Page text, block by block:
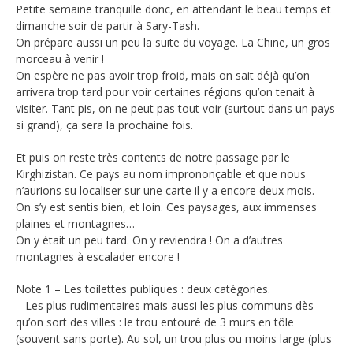
Petite semaine tranquille donc, en attendant le beau temps et
dimanche soir de partir à Sary-Tash.
On prépare aussi un peu la suite du voyage. La Chine, un gros
morceau à venir !
On espère ne pas avoir trop froid, mais on sait déjà qu’on
arrivera trop tard pour voir certaines régions qu’on tenait à
visiter. Tant pis, on ne peut pas tout voir (surtout dans un pays
si grand), ça sera la prochaine fois.
Et puis on reste très contents de notre passage par le
Kirghizistan. Ce pays au nom imprononçable et que nous
n’aurions su localiser sur une carte il y a encore deux mois.
On s’y est sentis bien, et loin. Ces paysages, aux immenses
plaines et montagnes…
On y était un peu tard. On y reviendra ! On a d’autres
montagnes à escalader encore !
Note 1 – Les toilettes publiques : deux catégories.
– Les plus rudimentaires mais aussi les plus communs dès
qu’on sort des villes : le trou entouré de 3 murs en tôle
(souvent sans porte). Au sol, un trou plus ou moins large (plus